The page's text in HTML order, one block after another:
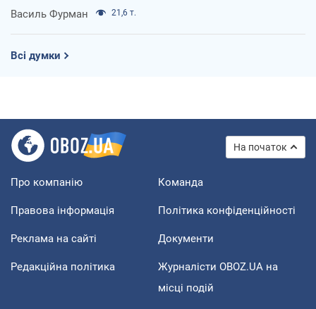
Василь Фурман 21,6 т.
Всі думки
На початок
Про компанію Команда
Правова інформація Політика конфіденційності
Реклама на сайті Документи
Редакційна політика
Журналісти OBOZ.UA на
місці подій